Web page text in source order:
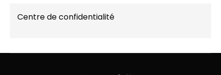
Centre de confidentialité